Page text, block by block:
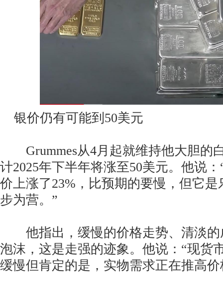
银价仍有可能到50美元
Grummes从4月起就维持他大胆的
计2025年下半年将涨至50美元。他说
价上涨了23%，比预期的要慢，但它
步为营。”
他指出，缓慢的价格走势、清淡的
泡沫，这是走强的迹象。他说：“现货
缓慢但肯定的是，实物需求正在推高价